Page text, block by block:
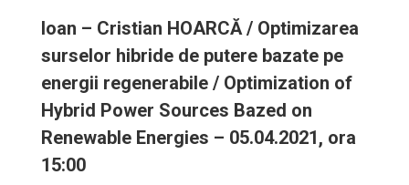
Ioan – Cristian HOARCĂ / Optimizarea
surselor hibride de putere bazate pe
energii regenerabile / Optimization of
Hybrid Power Sources Bazed on
Renewable Energies – 05.04.2021, ora
15:00